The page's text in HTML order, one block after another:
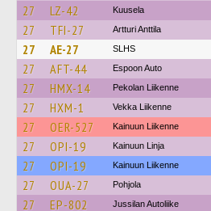
27 LZ-42 Kuusela
27 TFI-27 Artturi Anttila
27 AE-27 SLHS
27 AFT-44 Espoon Auto
27 HMX-14 Pekolan Liikenne
27 HXM-1 Vekka Liikenne
27 OER-527 Kainuun Liikenne
27 OPI-19 Kainuun Linja
27 OPI-19 Kainuun Liikenne
27 OUA-27 Pohjola
27 EP-802 Jussilan Autoliike